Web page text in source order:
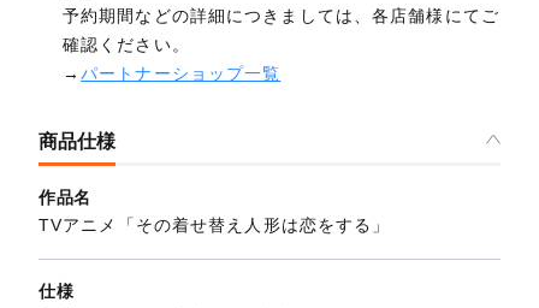
予約期間などの詳細につきましては、各店舗様にてご
確認ください。
→パートナーショップ一覧
商品仕様
作品名
TVアニメ「その着せ替え人形は恋をする」
仕様